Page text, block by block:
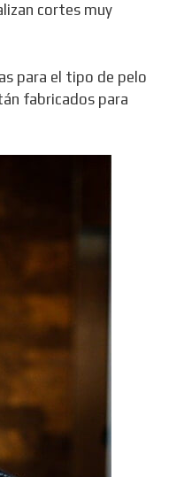
cortes muy
para el tipo de pelo
fabricados para